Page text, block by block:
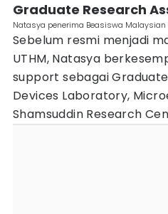
Graduate Research
Natasya penerima Beasiswa Malaysian
Sebelum resmi menjadi
UTHM, Natasya
support sebagai
Devices Laboratory,
Shamsuddin Research